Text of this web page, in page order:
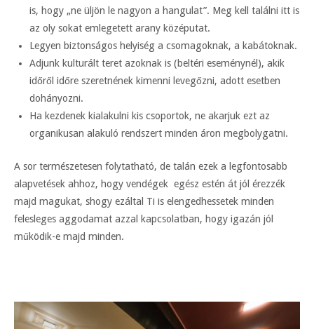
is, hogy „ne üljön le nagyon a hangulat”. Meg kell találni itt is
az oly sokat emlegetett arany középutat.
Legyen biztonságos helyiség a csomagoknak, a kabátoknak.
Adjunk kulturált teret azoknak is (beltéri eseménynél), akik
időről időre szeretnének kimenni levegőzni, adott esetben
dohányozni.
Ha kezdenek kialakulni kis csoportok, ne akarjuk ezt az
organikusan alakuló rendszert minden áron megbolygatni.
A sor természetesen folytatható, de talán ezek a legfontosabb
alapvetések ahhoz, hogy vendégek egész estén át jól érezzék
majd magukat, shogy ezáltal Ti is elengedhessetek minden
felesleges aggodamat azzal kapcsolatban, hogy igazán jól
működik-e majd minden.